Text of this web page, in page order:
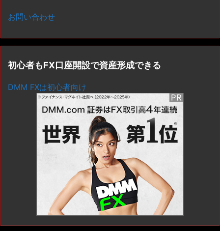
お問い合わせ
初心者もFX口座開設で資産形成できる
DMM FXは初心者向け